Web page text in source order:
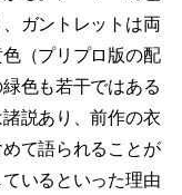
ガントレットは両
（プリプロ版の配
色も若干ではある
説あり、前作の衣
て語られることが
いるといった理由